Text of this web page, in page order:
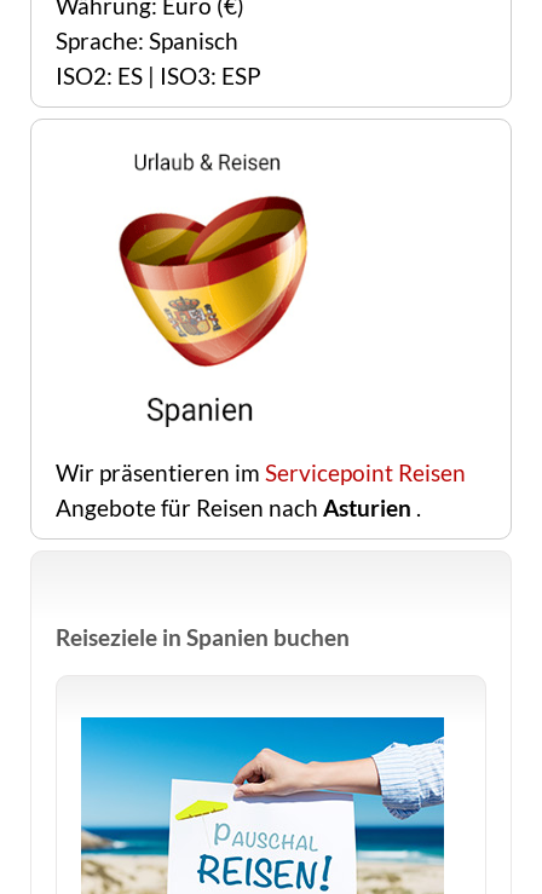
Währung: Euro (€)
Sprache: Spanisch
ISO2: ES | ISO3: ESP
Wir präsentieren im Servicepoint Reisen
Angebote für Reisen nach Asturien .
Reiseziele in Spanien buchen